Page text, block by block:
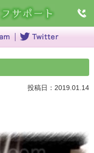
投稿日：2019.01.14